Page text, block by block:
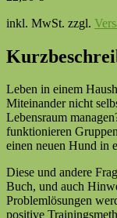
inkl. MwSt. zzgl.
Leben in einem
Miteinander nicht
Lebensraum
funktionieren
einen neuen Hund in
Diese und andere
Buch, und auch
Problemlösungen
positive